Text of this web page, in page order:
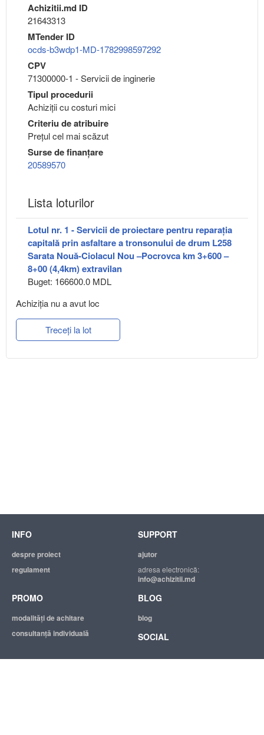
Achizitii.md ID
21643313
MTender ID
ocds-b3wdp1-MD-1782998597292
CPV
71300000-1 - Servicii de inginerie
Tipul procedurii
Achiziții cu costuri mici
Criteriu de atribuire
Preţul cel mai scăzut
Surse de finanțare
20589570
Lista loturilor
Lotul nr. 1 - Servicii de proiectare pentru reparația
capitală prin asfaltare a tronsonului de drum L258
Sarata Nouă-Ciolacul Nou –Pocrovca km 3+600 –
8+00 (4,4km) extravilan
Buget: 166600.0 MDL
Achiziţia nu a avut loc
Treceți la lot
INFO
despre proiect
regulament
SUPPORT
ajutor
adresa electronică:
info@achizitii.md
PROMO
modalităţi de achitare
consultanță individuală
BLOG
blog
SOCIAL